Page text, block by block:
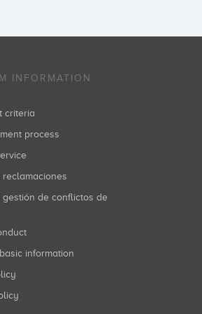
INFORMATION
criteria
process
reclamaciones
basic information